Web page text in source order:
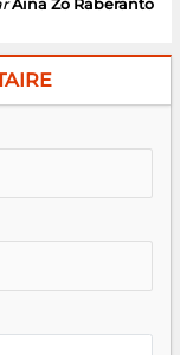
Aina Zo Raberanto